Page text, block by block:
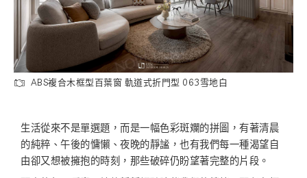
ABS複合木框型百葉窗 軌道式折門型 063雪地白
生活從來不是單選題，而是一幅色彩斑斕的拼圖，有著清晨
的純粹、午後的慵懶、夜晚的靜謐，也有我們每一種渴望自
由卻又想被擁抱的時刻，那些破碎仍盼望著完整的片段。